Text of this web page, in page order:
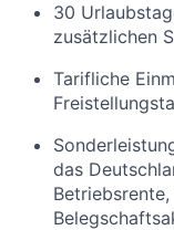
30
zusätzlichen
Tarifliche
das